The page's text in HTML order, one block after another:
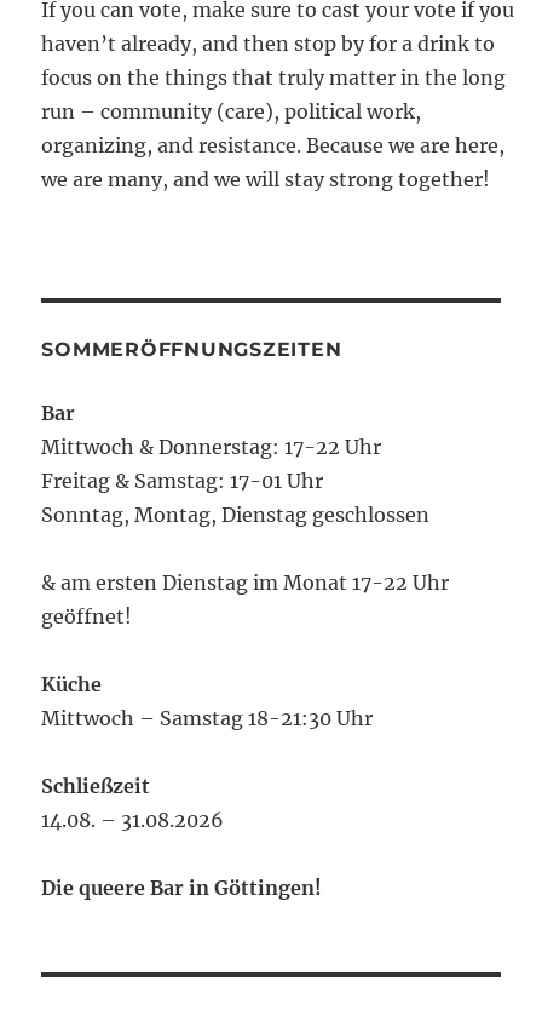
If you can vote, make sure to cast your vote if you
haven’t already, and then stop by for a drink to
focus on the things that truly matter in the long
run – community (care), political work,
organizing, and resistance. Because we are here,
we are many, and we will stay strong together!
SOMMERÖFFNUNGSZEITEN
Bar
Mittwoch & Donnerstag: 17-22 Uhr
Freitag & Samstag: 17-01 Uhr
Sonntag, Montag, Dienstag geschlossen
& am ersten Dienstag im Monat 17-22 Uhr
geöffnet!
Küche
Mittwoch – Samstag 18-21:30 Uhr
Schließzeit
14.08. – 31.08.2026
Die queere Bar in Göttingen!